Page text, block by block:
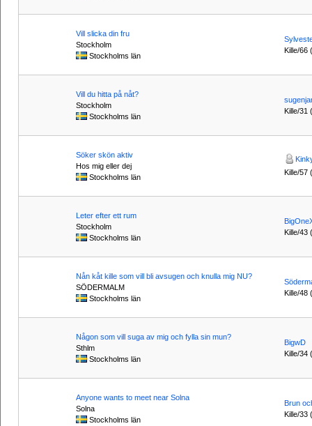
Vill slicka din fru
Stockholm
Stockholms län
Kille/66
Vill du hitta på nåt?
Stockholm
Stockholms län
Kille/31
Söker skön aktiv
Hos mig eller dej
Stockholms län
Kille/57
Leter efter ett rum
Stockholm
Stockholms län
Kille/43
Nån kåt kille som vill bli avsugen och knulla mig NU?
SÖDERMALM
Stockholms län
Kille/48
Någon som vill suga av mig och fylla sin mun?
Sthlm
Stockholms län
BigwD
Kille/34
Anyone wants to meet near Solna
Solna
Stockholms län
Brun
Kille/33